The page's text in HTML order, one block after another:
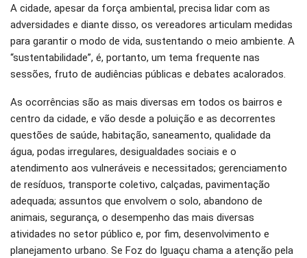
A cidade, apesar da força ambiental, precisa lidar com as
adversidades e diante disso, os vereadores articulam medidas
para garantir o modo de vida, sustentando o meio ambiente. A
“sustentabilidade”, é, portanto, um tema frequente nas
sessões, fruto de audiências públicas e debates acalorados.
As ocorrências são as mais diversas em todos os bairros e
centro da cidade, e vão desde a poluição e as decorrentes
questões de saúde, habitação, saneamento, qualidade da
água, podas irregulares, desigualdades sociais e o
atendimento aos vulneráveis e necessitados; gerenciamento
de resíduos, transporte coletivo, calçadas, pavimentação
adequada; assuntos que envolvem o solo, abandono de
animais, segurança, o desempenho das mais diversas
atividades no setor público e, por fim, desenvolvimento e
planejamento urbano. Se Foz do Iguaçu chama a atenção pela